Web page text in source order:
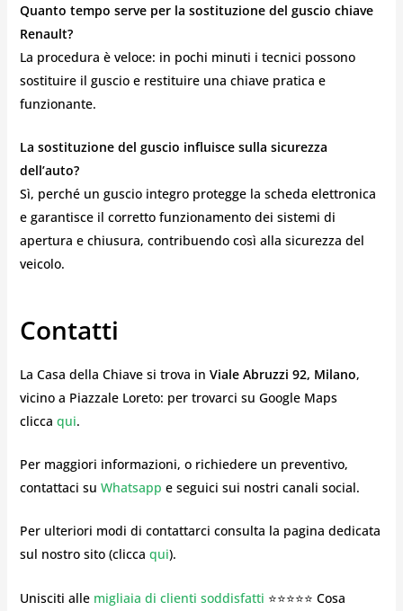
Quanto tempo serve per la sostituzione del guscio chiave
Renault?
La procedura è veloce: in pochi minuti i tecnici possono
sostituire il guscio e restituire una chiave pratica e
funzionante.
La sostituzione del guscio influisce sulla sicurezza
dell’auto?
Sì, perché un guscio integro protegge la scheda elettronica
e garantisce il corretto funzionamento dei sistemi di
apertura e chiusura, contribuendo così alla sicurezza del
veicolo.
Contatti
La Casa della Chiave si trova in Viale Abruzzi 92, Milano,
vicino a Piazzale Loreto: per trovarci su Google Maps
clicca qui.
Per maggiori informazioni, o richiedere un preventivo,
contattaci su Whatsapp e seguici sui nostri canali social.
Per ulteriori modi di contattarci consulta la pagina dedicata
sul nostro sito (clicca qui).
Unisciti alle migliaia di clienti soddisfatti ⭐⭐⭐⭐⭐ Cosa